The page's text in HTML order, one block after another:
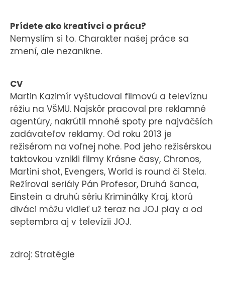
Prídete ako kreatívci o prácu?
Nemyslím si to. Charakter našej práce sa
zmení, ale nezanikne.
CV
Martin Kazimír vyštudoval filmovú a televíznu
réžiu na VŠMU. Najskôr pracoval pre reklamné
agentúry, nakrútil mnohé spoty pre najväčších
zadávateľov reklamy. Od roku 2013 je
režisérom na voľnej nohe. Pod jeho režisérskou
taktovkou vznikli filmy Krásne časy, Chronos,
Martini shot, Evengers, World is round či Stela.
Režíroval seriály Pán Profesor, Druhá šanca,
Einstein a druhú sériu Kriminálky Kraj, ktorú
diváci môžu vidieť už teraz na JOJ play a od
septembra aj v televízii JOJ.
zdroj: Stratégie